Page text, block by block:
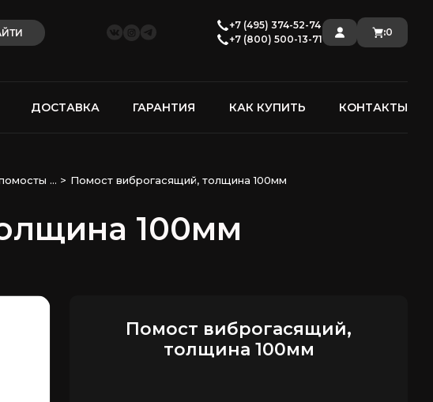
+7 (495) 374-52-74
+7 (800) 500-13-71
:0
ДОСТАВКА ГАРАНТИЯ КАК КУПИТЬ КОНТАКТЫ
... > Помост виброгасящий, толщина 100мм
100мм
Помост виброгасящий,
толщина 100мм